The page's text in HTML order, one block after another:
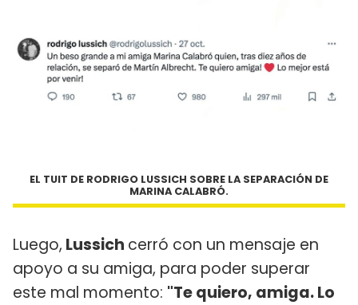
EL TUIT DE RODRIGO LUSSICH SOBRE LA SEPARACIÓN DE
MARINA CALABRÓ.
Luego, Lussich cerró con un mensaje en
apoyo a su amiga, para poder superar
este mal momento: "Te quiero, amiga. Lo